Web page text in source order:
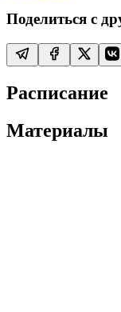
Поделиться с
Расписание
Материалы